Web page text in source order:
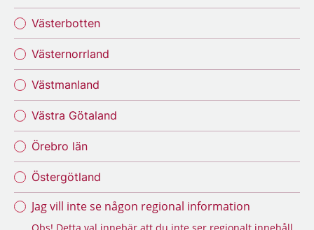
Västerbotten
Västernorrland
Västmanland
Västra Götaland
Örebro län
Östergötland
Jag vill inte se någon regional information